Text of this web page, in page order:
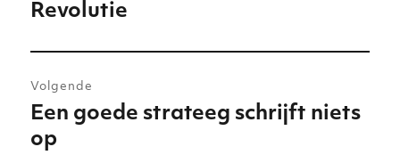
bericht:
Revolutie
Volgende
Volgend
bericht:
Een goede strateeg schrijft niets
op